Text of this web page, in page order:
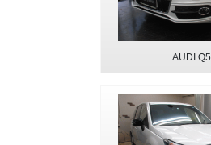
AUDI Q5